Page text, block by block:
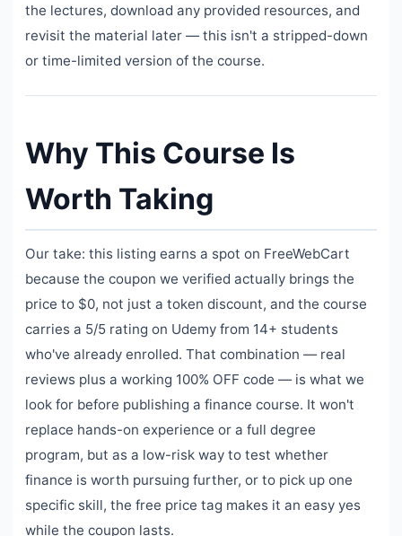
the lectures, download any provided resources, and
revisit the material later — this isn't a stripped-down
or time-limited version of the course.
Why This Course Is
Worth Taking
Our take: this listing earns a spot on FreeWebCart
because the coupon we verified actually brings the
price to $0, not just a token discount, and the course
carries a 5/5 rating on Udemy from 14+ students
who've already enrolled. That combination — real
reviews plus a working 100% OFF code — is what we
look for before publishing a finance course. It won't
replace hands-on experience or a full degree
program, but as a low-risk way to test whether
finance is worth pursuing further, or to pick up one
specific skill, the free price tag makes it an easy yes
while the coupon lasts.